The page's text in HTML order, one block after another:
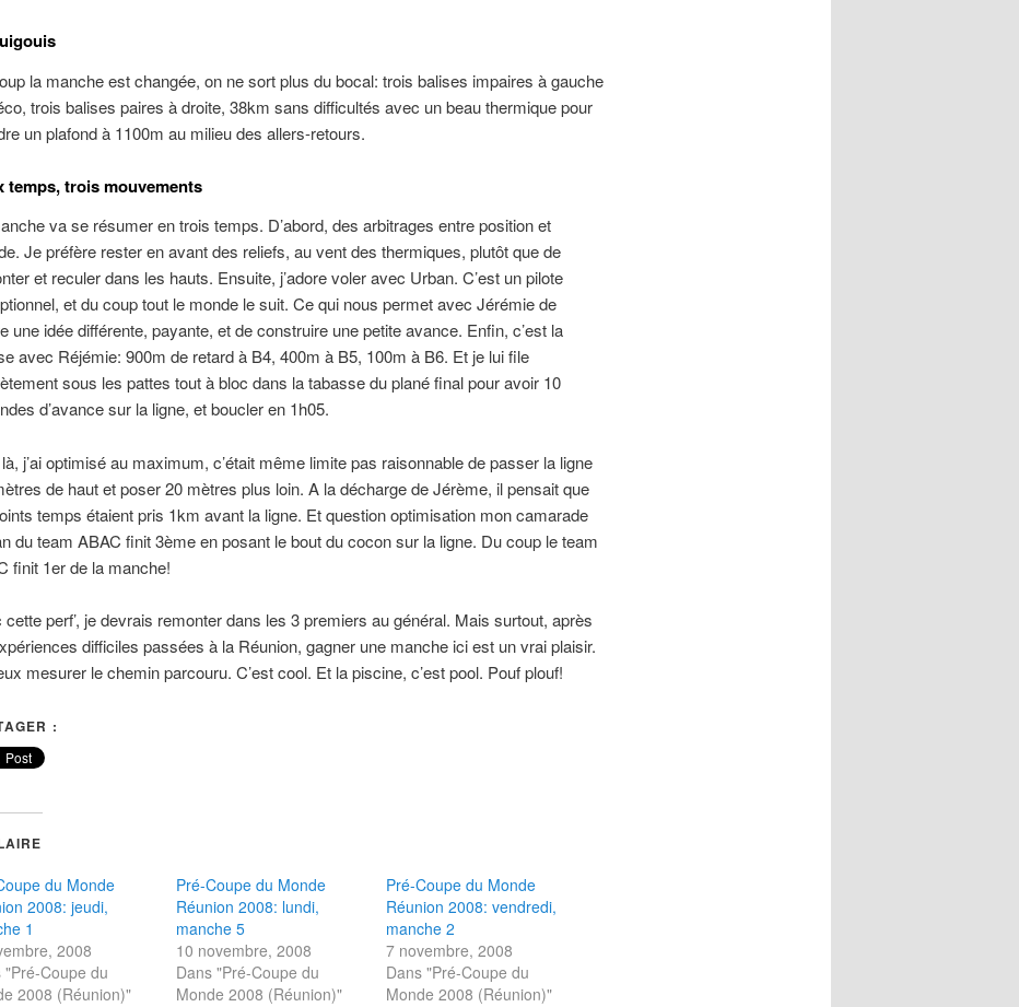
la manche est changée, on ne sort plus du bocal: trois balises impaires à gauche
trois balises paires à droite, 38km sans difficultés avec un beau thermique pour
un plafond à 1100m au milieu des allers-retours.
temps, trois mouvements
va se résumer en trois temps. D’abord, des arbitrages entre position et
Je préfère rester en avant des reliefs, au vent des thermiques, plutôt que de
et reculer dans les hauts. Ensuite, j’adore voler avec Urban. C’est un pilote
et du coup tout le monde le suit. Ce qui nous permet avec Jérémie de
une idée différente, payante, et de construire une petite avance. Enfin, c’est la
avec Réjémie: 900m de retard à B4, 400m à B5, 100m à B6. Et je lui file
sous les pattes tout à bloc dans la tabasse du plané final pour avoir 10
d’avance sur la ligne, et boucler en 1h05.
j’ai optimisé au maximum, c’était même limite pas raisonnable de passer la ligne
de haut et poser 20 mètres plus loin. A la décharge de Jérème, il pensait que
temps étaient pris 1km avant la ligne. Et question optimisation mon camarade
du team ABAC finit 3ème en posant le bout du cocon sur la ligne. Du coup le team
finit 1er de la manche!
cette perf’, je devrais remonter dans les 3 premiers au général. Mais surtout, après
difficiles passées à la Réunion, gagner une manche ici est un vrai plaisir.
mesurer le chemin parcouru. C’est cool. Et la piscine, c’est pool. Pouf plouf!
:
du Monde
2008: jeudi,
1
2008
"Pré-Coupe du
2008 (Réunion)"
Pré-Coupe du Monde
Réunion 2008: lundi,
manche 5
10 novembre, 2008
Dans "Pré-Coupe du
Monde 2008 (Réunion)"
Pré-Coupe du Monde
Réunion 2008: vendredi,
manche 2
7 novembre, 2008
Dans "Pré-Coupe du
Monde 2008 (Réunion)"